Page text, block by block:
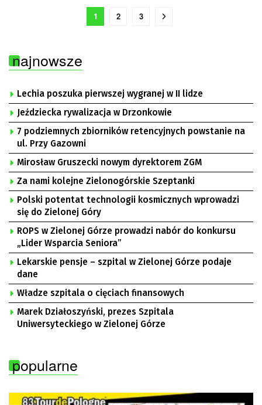
1 2 3
najnowsze
Lechia poszuka pierwszej wygranej w II lidze
Jeździecka rywalizacja w Drzonkowie
7 podziemnych zbiorników retencyjnych powstanie na
ul. Przy Gazowni
Mirosław Gruszecki nowym dyrektorem ZGM
Za nami kolejne Zielonogórskie Szeptanki
Polski potentat technologii kosmicznych wprowadzi
się do Zielonej Góry
ROPS w Zielonej Górze prowadzi nabór do konkursu
„Lider Wsparcia Seniora”
Lekarskie pensje – szpital w Zielonej Górze podaje
dane
Władze szpitala o cięciach finansowych
Marek Działoszyński, prezes Szpitala
Uniwersyteckiego w Zielonej Górze
popularne